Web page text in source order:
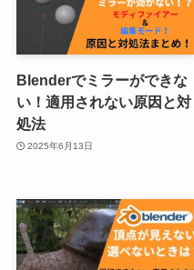
Blenderでミラーができな
い！適用されない原因と対
処法
2025年6月13日